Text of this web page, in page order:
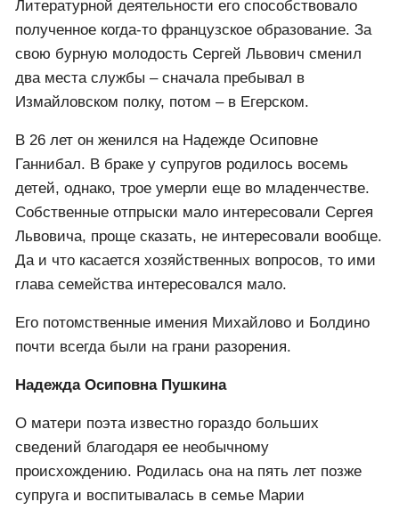
Литературной деятельности его способствовало
полученное когда-то французское образование. За
свою бурную молодость Сергей Львович сменил
два места службы – сначала пребывал в
Измайловском полку, потом – в Егерском.
В 26 лет он женился на Надежде Осиповне
Ганнибал. В браке у супругов родилось восемь
детей, однако, трое умерли еще во младенчестве.
Собственные отпрыски мало интересовали Сергея
Львовича, проще сказать, не интересовали вообще.
Да и что касается хозяйственных вопросов, то ими
глава семейства интересовался мало.
Его потомственные имения Михайлово и Болдино
почти всегда были на грани разорения.
Надежда Осиповна Пушкина
О матери поэта известно гораздо больших
сведений благодаря ее необычному
происхождению. Родилась она на пять лет позже
супруга и воспитывалась в семье Марии